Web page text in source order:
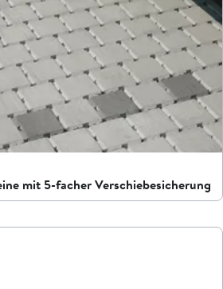
mit 5-facher Verschiebesicherung